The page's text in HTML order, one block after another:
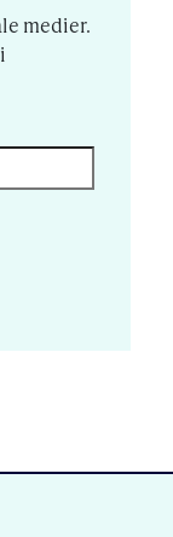
medier.